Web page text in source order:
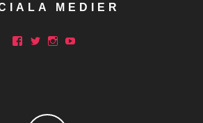
MEDIER
Facebook
Twitter
Instagram